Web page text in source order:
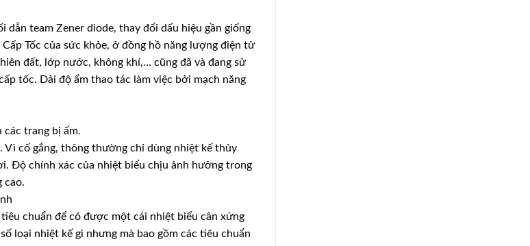
team Zener diode, thay đổi dấu hiệu gần giống
Tốc của sức khỏe, ở đồng hồ năng lượng điện tử
đất, lớp nước, không khí,… cũng đã và đang sử
tốc. Dải độ ẩm thao tác làm việc bởi mạch năng
các trang bị ấm.
cố gắng, thông thường chỉ dùng nhiệt kế thủy
Độ chính xác của nhiệt biểu chịu ảnh hưởng trong
cao.
chuẩn để có được một cái nhiệt biểu cân xứng
loại nhiệt kế gì nhưng mà bao gồm các tiêu chuẩn